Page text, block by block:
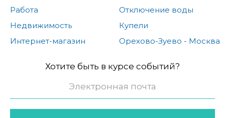
Работа
Недвижимость
Интернет-магазин
Отключение воды
Купели
Орехово-Зуево - Москва
Хотите быть в курсе событий?